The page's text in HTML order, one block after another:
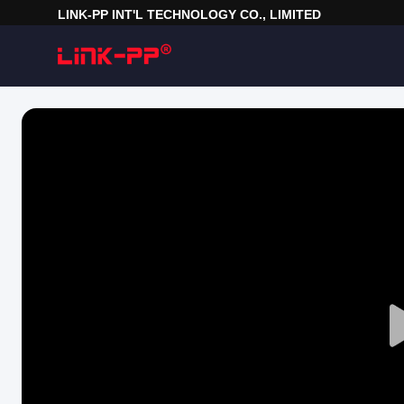
LINK-PP INT'L TECHNOLOGY CO., LIMITED